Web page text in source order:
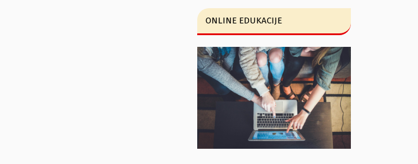
ONLINE EDUKACIJE